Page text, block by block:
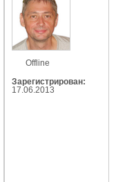
Offline
Зарегистрирован:
17.06.2013